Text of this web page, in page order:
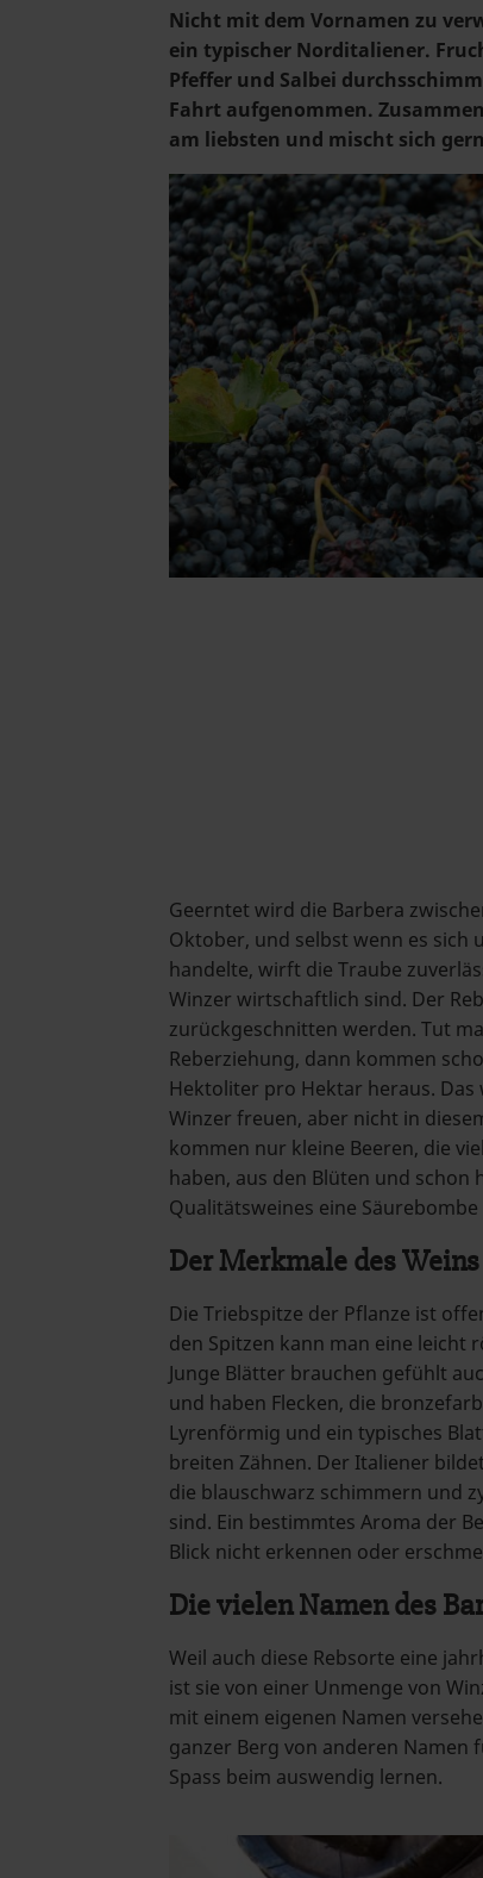
Nicht mit dem Vornamen zu
ein typischer Norditaliener.
Pfeffer und Salbei
Fahrt aufgenommen.
am liebsten und mischt sich
Geerntet wird die Barbera
Oktober, und selbst wenn es sich
handelte, wirft die Traube
Winzer wirtschaftlich sind. Der
zurückgeschnitten werden. Tut
Reberziehung, dann kommen
Hektoliter pro Hektar heraus.
Winzer freuen, aber nicht in
kommen nur kleine Beeren, die
haben, aus den Blüten und schon
Qualitätsweines eine Säurebombe
Der Merkmale des Weins
Die Triebspitze der Pflanze ist
den Spitzen kann man eine leicht
Junge Blätter brauchen gefühlt
und haben Flecken, die
Lyrenförmig und ein typisches
breiten Zähnen. Der Italiener
die blauschwarz schimmern und
sind. Ein bestimmtes Aroma der
Blick nicht erkennen oder
Die vielen Namen des
Weil auch diese Rebsorte eine
ist sie von einer Unmenge von
mit einem eigenen Namen
ganzer Berg von anderen Namen
Spass beim auswendig lernen.